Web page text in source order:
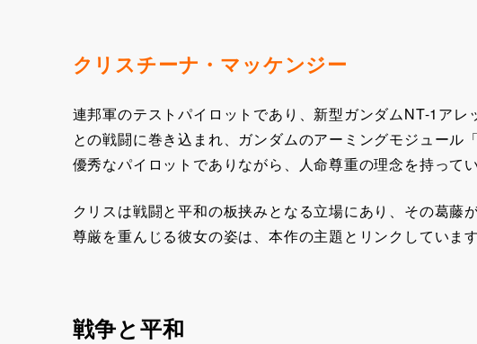
クリスチーナ・マッケンジー
連邦軍のテストパイロットであり、新型ガンダムNT-1ア
との戦闘に巻き込まれ、ガンダムのアーミングモジュール
優秀なパイロットでありながら、人命尊重の理念を持ってい
クリスは戦闘と平和の板挟みとなる立場にあり、その葛藤
尊厳を重んじる彼女の姿は、本作の主題とリンクしています
戦争と平和